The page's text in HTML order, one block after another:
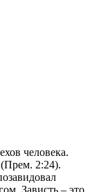
человека.
2:24).
Зависть – это